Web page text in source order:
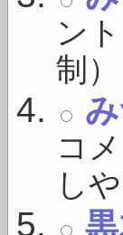
ン
制
コ
し